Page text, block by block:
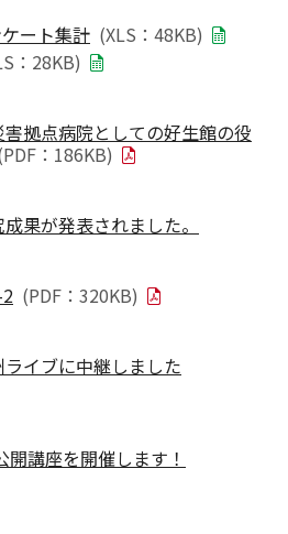
ート集計 (XLS：48KB)
：28KB)
拠点病院としての好生館の役
：186KB)
果が発表されました。
(PDF：320KB)
イブに中継しました
講座を開催します！